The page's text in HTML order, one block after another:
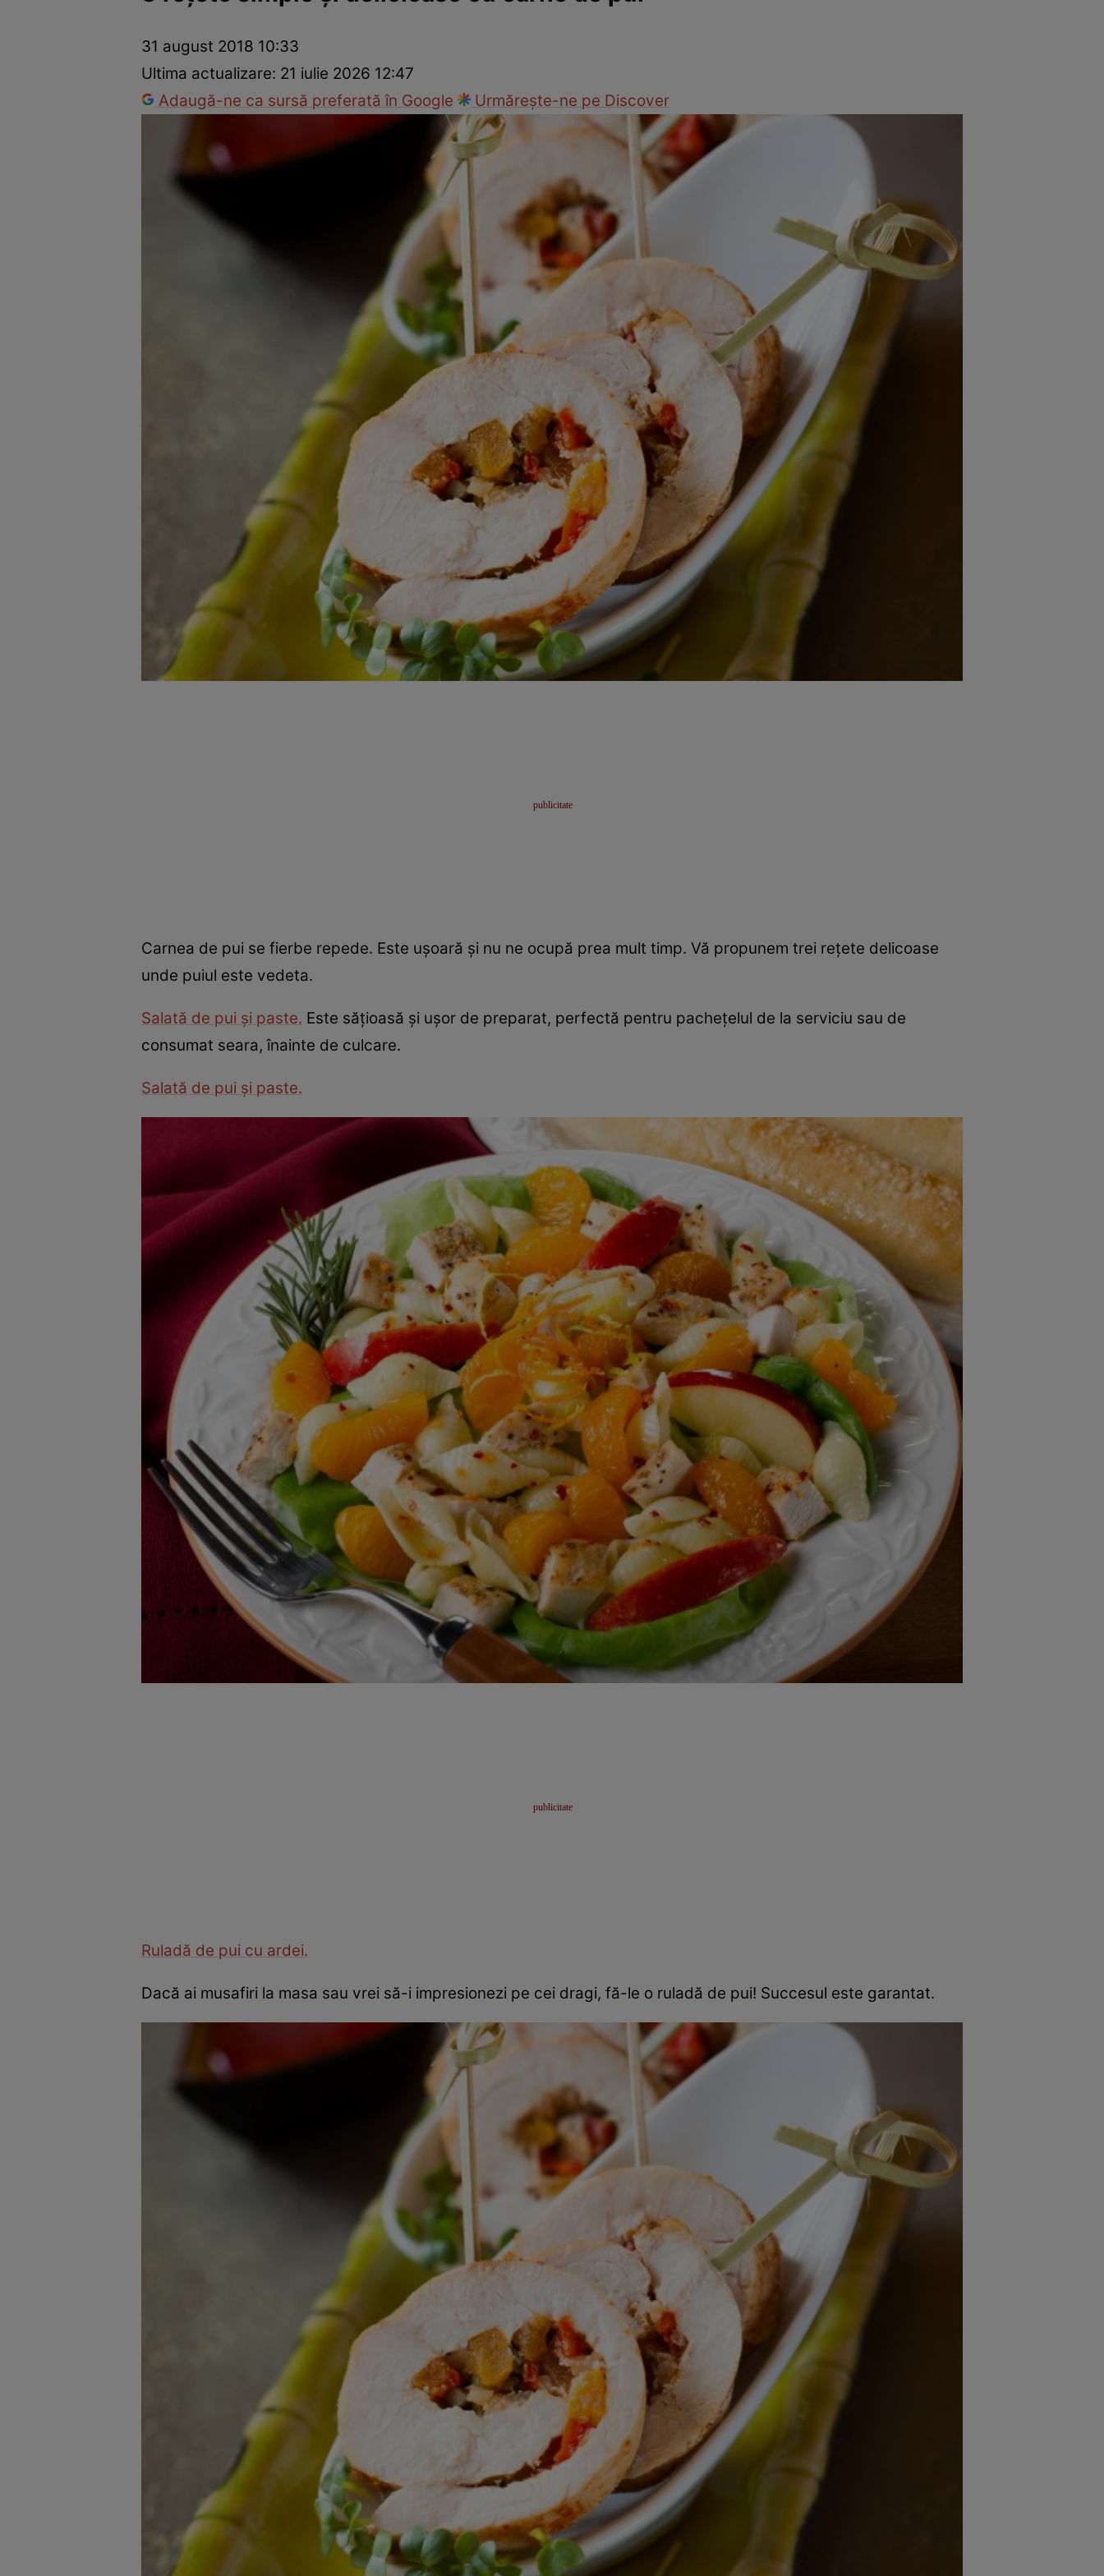
Mâncăruri rapideRețete cu legume
31 august 2018 10:33
Ultima actualizare: 21 iulie 2026 12:47
Adaugă-ne ca sursă preferată în Google
Urmărește-ne pe Discover
Carnea de pui se fierbe repede. Este uşoară şi nu ne ocupă prea mult timp. Vă propunem trei reţete delicoase
unde puiul este vedeta.
Salată de pui şi paste. Este săţioasă şi uşor de preparat, perfectă pentru pacheţelul de la serviciu sau de
consumat seara, înainte de culcare.
Salată de pui şi paste.
Ruladă de pui cu ardei.
Dacă ai musafiri la masa sau vrei să-i impresionezi pe cei dragi, fă-le o ruladă de pui! Succesul este garantat.